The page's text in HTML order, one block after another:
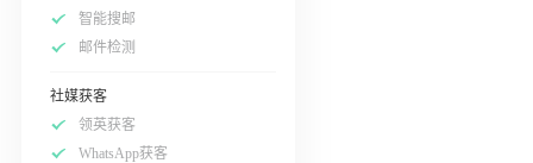
智能搜邮
邮件检测
社媒获客
领英获客
WhatsApp获客